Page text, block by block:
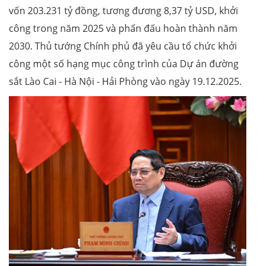
vốn 203.231 tỷ đồng, tương đương 8,37 tỷ USD, khởi
công trong năm 2025 và phấn đấu hoàn thành năm
2030. Thủ tướng Chính phủ đã yêu cầu tổ chức khởi
công một số hạng mục công trình của Dự án đường
sắt Lào Cai - Hà Nội - Hải Phòng vào ngày 19.12.2025.